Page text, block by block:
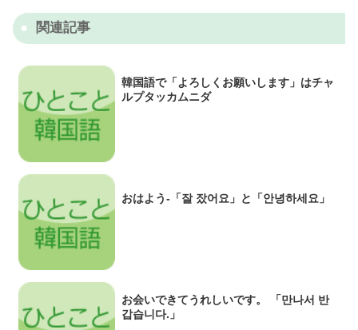
関連記事
韓国語で「よろしくお願いします」はチャ
ルプタッカムニダ
おはよう-「잘 잤어요」と「안녕하세요」
お会いできてうれしいです。 「만나서 반
갑습니다.」